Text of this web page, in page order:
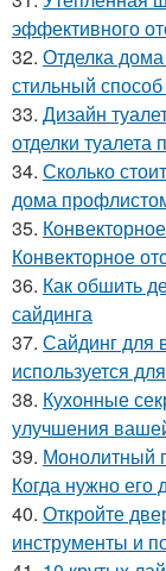
эффективного
32. Отделка
стильный
33. Дизайн
отделки
34. Сколько
дома
35.
Конвекторное
36. Как обшить
сайдинга
37. Сайдинг для
используется
38. Кухонные
улучшения
39. Монолитный
Когда нужно его
40. Откройте
инструменты и